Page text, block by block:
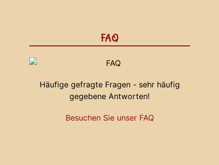
FAQ
Häufige gefragte Fragen - sehr häufig
gegebene Antworten!
Besuchen Sie unser FAQ